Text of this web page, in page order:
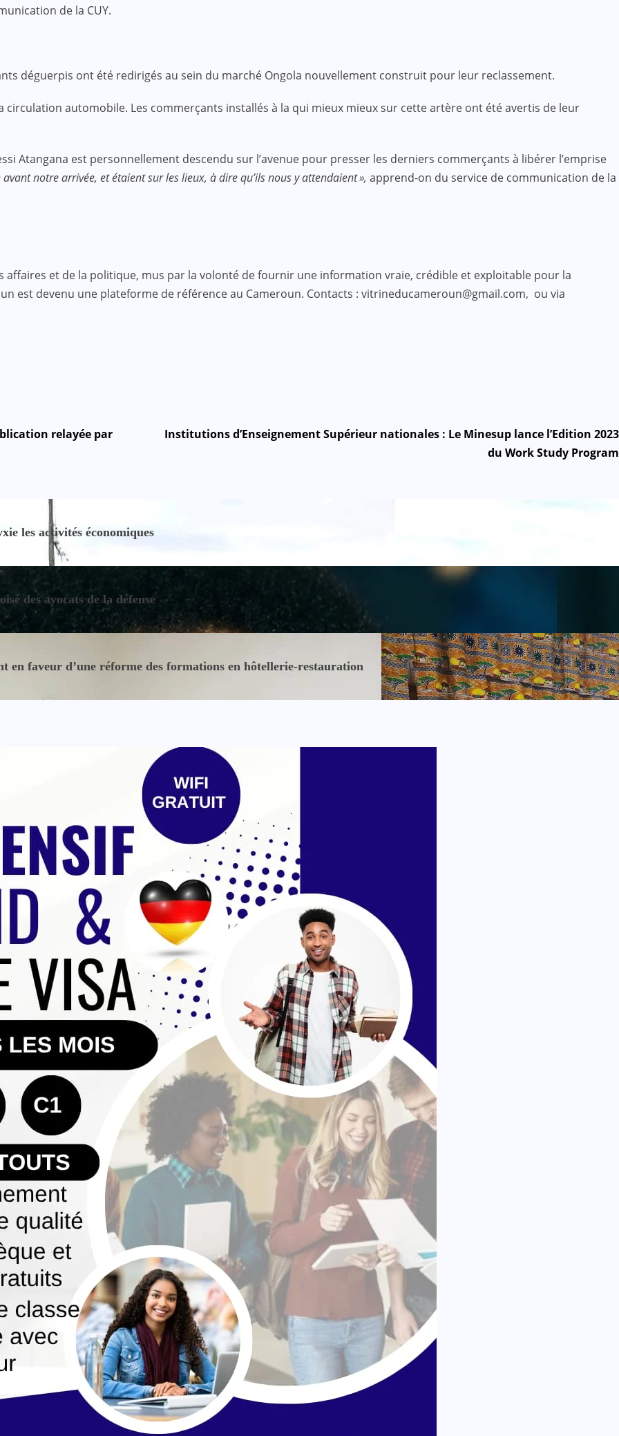
de la CUY.
déguerpis ont été redirigés au sein du marché Ongola nouvellement construit pour leur reclassement.
circulation automobile. Les commerçants installés à la qui mieux mieux sur cette artère ont été avertis de leur
Atangana est personnellement descendu sur l’avenue pour presser les derniers commerçants à libérer l’emprise
notre arrivée, et étaient sur les lieux, à dire qu’ils nous y attendaient », apprend-on du service de communication de la
affaires et de la politique, mus par la volonté de fournir une information vraie, crédible et exploitable pour la
est devenu une plateforme de référence au Cameroun. Contacts : vitrineducameroun@gmail.com, ou via
relayée par
Institutions d’Enseignement Supérieur nationales : Le Minesup lance l’Edition 2023
du Work Study Program
les activités économiques
des avocats de la défense
en faveur d’une réforme des formations en hôtellerie-restauration